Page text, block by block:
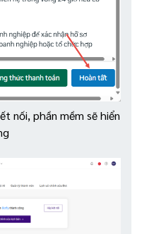
nối, phần mềm sẽ hiển